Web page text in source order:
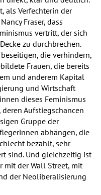
als Verfechterin der
Fraser, dass
vertritt, der sich
zu durchbrechen.
die verhindern,
Frauen, die bereits
und anderem Kapital
und Wirtschaft
dieses Feminismus
Aufstiegschancen
Gruppe der
abhängen, die
bezahlt, sehr
sind. Und gleichzeitig ist
mit der Wall Street, mit
der Neoliberalisierung